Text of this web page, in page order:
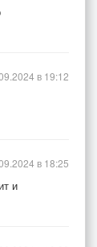
в 19:12
и
в 18:25